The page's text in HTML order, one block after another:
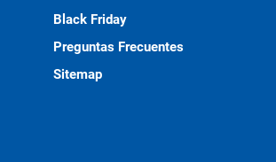
Black Friday
Preguntas Frecuentes
Sitemap